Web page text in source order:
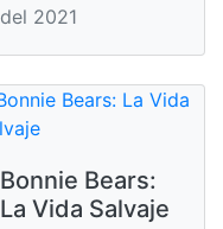
del 2021
Bonnie Bears:
La Vida Salvaje